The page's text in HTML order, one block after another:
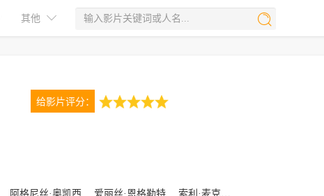
其他
给影片评分：
阿格尼丝·奥凯西 爱丽丝·恩格勒特 索利·麦克劳德